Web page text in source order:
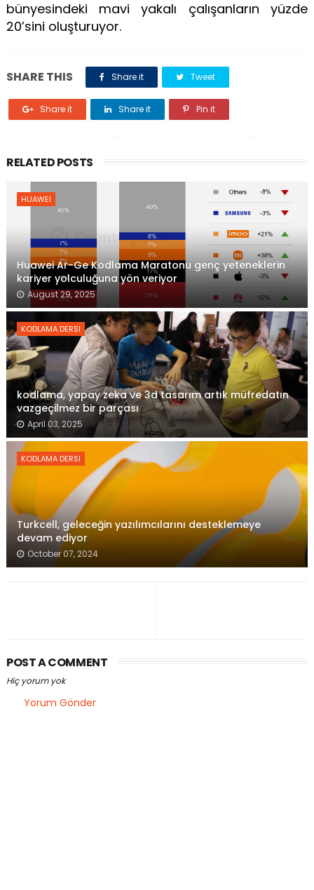
bünyesindeki mavi yakalı çalışanların yüzde
20’sini oluşturuyor.
SHARE THIS Share it Tweet
Share it Share it Pin it
RELATED POSTS
HUAWEI
Huawei Ar-Ge Kodlama Maratonu genç yeteneklerin
kariyer yolculuğuna yön veriyor
August 29, 2025
KODLAMA DERSI
kodlama, yapay zeka ve 3d tasarım artık müfredatın
vazgeçilmez bir parçası
April 03, 2025
KODLAMA DERSI
Turkcell, geleceğin yazılımcılarını desteklemeye
devam ediyor
October 07, 2024
POST A COMMENT
Hiç yorum yok
Yorum Gönder